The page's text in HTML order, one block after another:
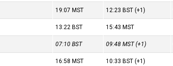
19:07 MST 12:23 BST (+1)
13:22 BST 15:43 MST
07:10BST 09:48MST(+1)
16:58 MST 10:33 BST (+1)